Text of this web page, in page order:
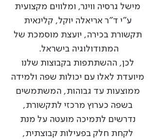
מישל גרסיה ווינר, ומלווים מקצועית
ע"י ד"ר אריאלה יוקל, קלינאית
תקשורת בכירה, יועצת מוסמכת של
המתודולוגיה בישראל.
לכן, ההשתתפות בקבוצות שלנו
מיועדת לאלו עם יכולות שפה ולמידה
ממוצעות עד גבוהות, המשתמשים
בשפה כערוץ מרכזי לתקשורת,
נדרשים לתמיכה מועטה על מנת
לקחת חלק בפעילות קבוצתית,